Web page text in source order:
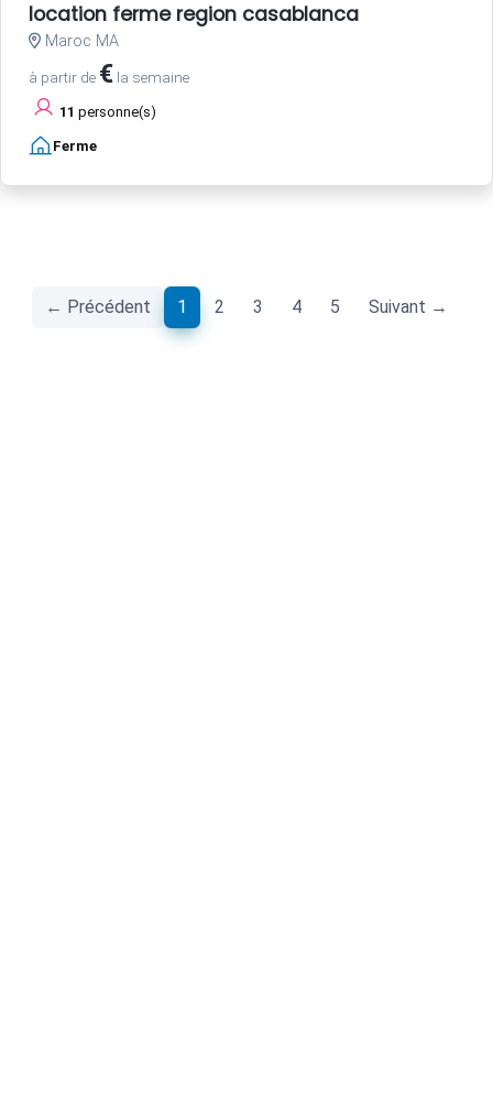
location ferme region casablanca
Maroc MA
à partir de € la semaine
11 personne(s)
Ferme
← Précédent 1 (current)
2 3 4 5 Suivant →